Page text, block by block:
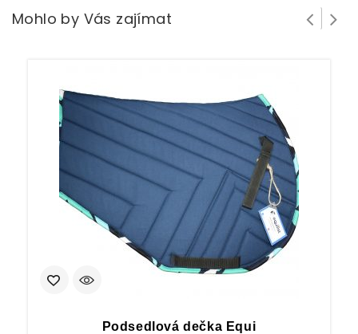
Mohlo by Vás zajímat
Podsedlová dečka Equi